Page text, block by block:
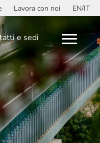
Lavora con noi EN/IT
e sedi